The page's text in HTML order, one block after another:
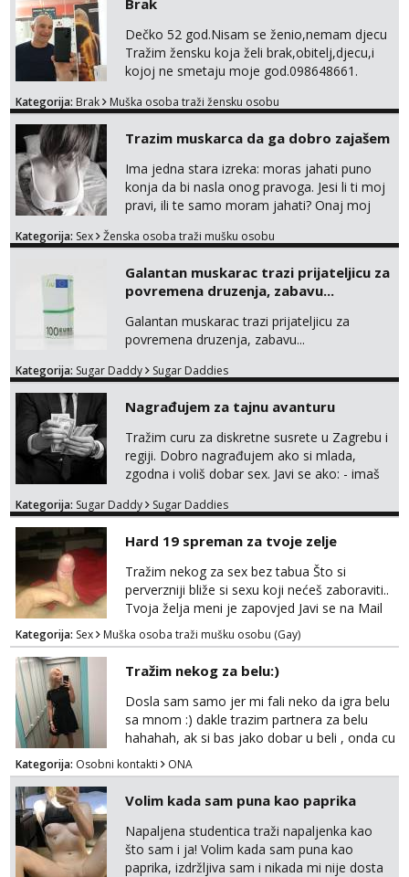
Tel:064/677-677
Obavijesti me kada se oslobodi
Anđela
tel:0,93€ - mob:1,12€ min
po narudžbi, samo za tvoj užitak
⚫Ispunjavam razne fetiše-BDSM
Bondage,Discipline,Sadism,Masochism,igra
senzacije kao i foot,piss,shit,fart,sp...
Brak
Dečko 52 god.Nisam se ženio,nemam djecu
Tražim žensku koja želi brak,obitelj,djecu,i
kojoj ne smetaju moje god.098648661.
Kategorija: Brak Muška osoba traži žensku osobu
Trazim muskarca da ga dobro zajašem
Ima jedna stara izreka: moras jahati puno
konja da bi nasla onog pravoga. Jesi li ti moj
pravi, ili te samo moram jahati? Onaj moj
na sexdater link i javi mi se tamo....
Kategorija: Sex Ženska osoba traži mušku osobu
Galantan muskarac trazi prijateljicu za
povremena druzenja, zabavu...
Galantan muskarac trazi prijateljicu za
povremena druzenja, zabavu...
Kategorija: Sugar Daddy Sugar Daddies
Nagrađujem za tajnu avanturu
Tražim curu za diskretne susrete u Zagrebu i
regiji. Dobro nagrađujem ako si mlada,
zgodna i voliš dobar sex. Javi se ako: - imaš
kosu - se dobro ljubiš - si fleksibilna s
dostupna radnim danom (vikendi i noći su za
obitelj) - vodiš brigu o zdravlju i koristiš
zaštitu Ne javljajte se: - debele - frajeri i
paro...
Kategorija: Sugar Daddy Sugar Daddies
Hard 19 spreman za tvoje zelje
Tražim nekog za sex bez tabua Što si
perverzniji bliže si sexu koji nećeš zaboraviti..
Tvoja želja meni je zapovjed Javi se na Mail
leonjeger1984@gmail.com
Kategorija: Sex Muška osoba traži mušku osobu (Gay)
Tražim nekog za belu:)
Dosla sam samo jer mi fali neko da igra belu
sa mnom :) dakle trazim partnera za belu
hahahah, ak si bas jako dobar u beli , onda cu
razmislit za dalje Klikni na link ispod i nadji me
tamo, cekam te!
Kategorija: Osobni kontakti ONA
Volim kada sam puna kao paprika
Napaljena studentica traži napaljenka kao
što sam i ja! Volim kada sam puna kao
paprika, izdržljiva sam i nikada mi nije dosta